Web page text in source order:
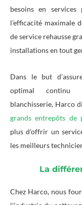
besoins en
l’efficacité maximale
de service rehausse
installations en tout
Dans le but
optimal continu
blanchisserie, Harco
grands entrepôts de
plus d’offrir un
les meilleurs
La
Chez Harco, nous